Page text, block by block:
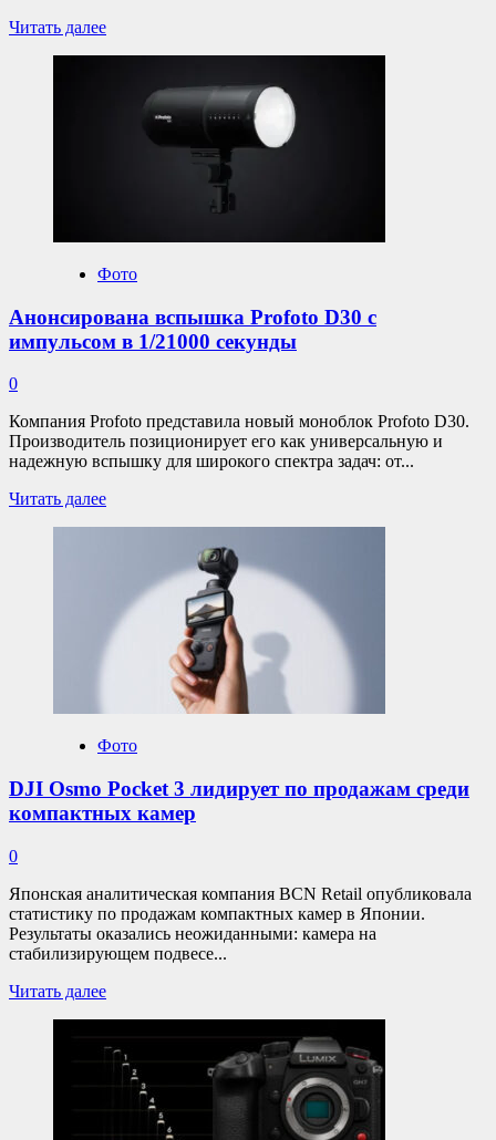
Читать далееПрочитать
светосильный
широкоугольный
RF
24mm
F/1.4L
Фото
Анонсирована вспышка Profoto D30 с
импульсом в 1/21000 секунды
0
Компания Profoto представила новый моноблок Profoto D30.
Производитель позиционирует его как универсальную и
надежную вспышку для широкого спектра задач: от...
Читать далееПрочитать
Анонсирована
вспышка
Profoto
D30
с
импульсом
Фото
DJI Osmo Pocket 3 лидирует по продажам среди
компактных камер
0
Японская аналитическая компания BCN Retail опубликовала
статистику по продажам компактных камер в Японии.
Результаты оказались неожиданными: камера на
стабилизирующем подвесе...
Читать далееПрочитать
DJI
Osmo
Pocket
лидирует